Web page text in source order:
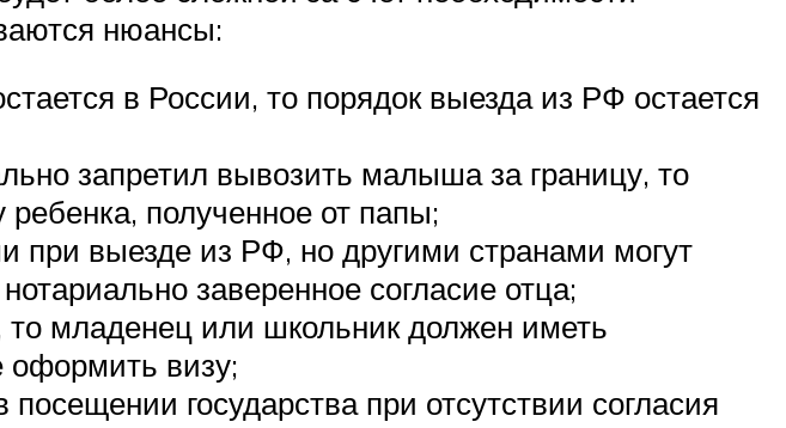
нюансы:
в России, то порядок выезда из РФ остается
запретил вывозить малыша за границу, то
полученное от папы;
при выезде из РФ, но другими странами могут
заверенное согласие отца;
то младенец или школьник должен иметь
оформить визу;
государства при отсутствии согласия